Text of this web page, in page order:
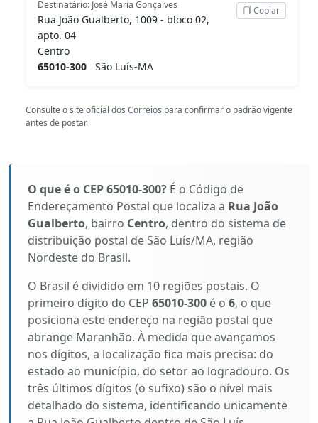
Destinatário: José Maria Gonçalves
Rua João Gualberto, 1009 - bloco 02,
apto. 04
Centro
65010-300 São Luís-MA
Copiar
Consulte osite oficial dos Correios para confirmar o padrão vigente
antes de postar.
O que é o CEP 65010-300? É o Código de
Endereçamento Postal que localiza a Rua João
Gualberto, bairro Centro, dentro do sistema de
distribuição postal de São Luís/MA, região
Nordeste do Brasil.
O Brasil é dividido em 10 regiões postais. O
primeiro dígito do CEP 65010-300 é o 6, o que
posiciona este endereço na região postal que
abrange Maranhão. À medida que avançamos
nos dígitos, a localização fica mais precisa: do
estado ao município, do setor ao logradouro. Os
três últimos dígitos (o sufixo) são o nível mais
detalhado do sistema, identificando unicamente